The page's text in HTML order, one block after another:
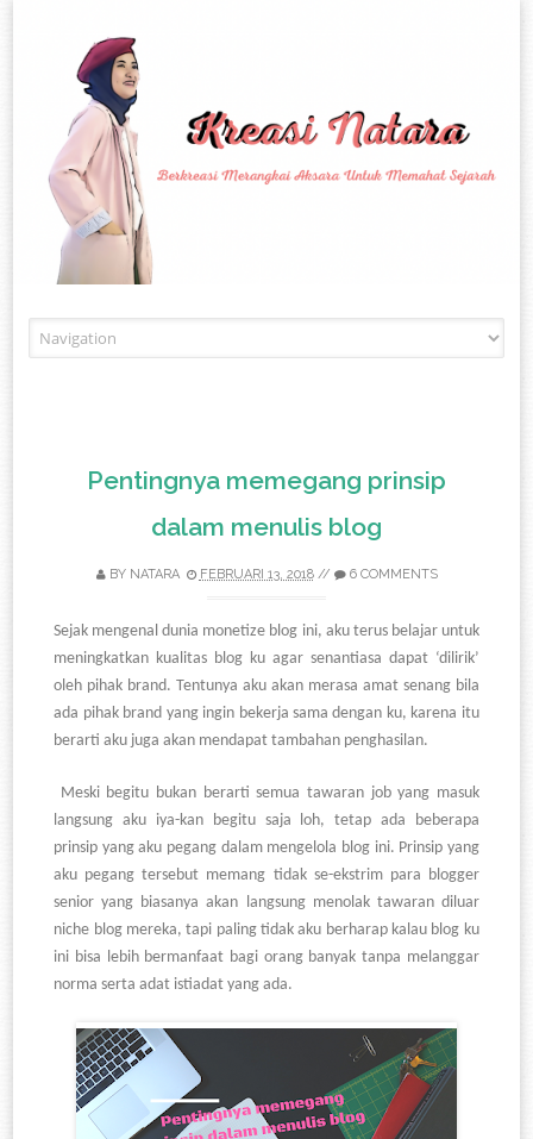
Pentingnya memegang prinsip
dalam menulis blog
BY NATARA FEBRUARI 13, 2018// 6 COMMENTS
Sejak mengenal dunia monetize blog ini, aku terus belajar untuk
meningkatkan kualitas blog ku agar senantiasa dapat ‘dilirik’
oleh pihak brand. Tentunya aku akan merasa amat senang bila
ada pihak brand yang ingin bekerja sama dengan ku, karena itu
berarti aku juga akan mendapat tambahan penghasilan.
Meski begitu bukan berarti semua tawaran job yang masuk
langsung aku iya-kan begitu saja loh, tetap ada beberapa
prinsip yang aku pegang dalam mengelola blog ini. Prinsip yang
aku pegang tersebut memang tidak se-ekstrim para blogger
senior yang biasanya akan langsung menolak tawaran diluar
niche blog mereka, tapi paling tidak aku berharap kalau blog ku
ini bisa lebih bermanfaat bagi orang banyak tanpa melanggar
norma serta adat istiadat yang ada.